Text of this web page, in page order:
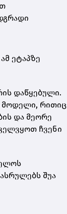
ეტაპზე
დაწყებული.
მოდელი, რითიც
და მეორე
ჩვენი
შუა